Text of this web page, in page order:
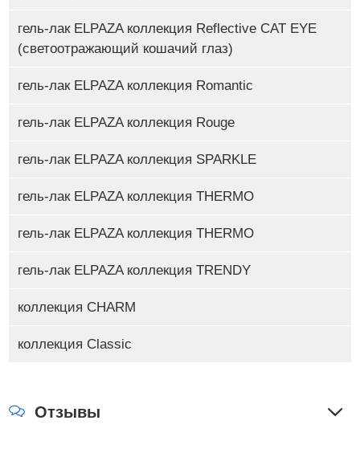
гель-лак ELPAZA коллекция Reflective CAT EYE
(светоотражающий кошачий глаз)
гель-лак ELPAZA коллекция Romantic
гель-лак ELPAZA коллекция Rouge
гель-лак ELPAZA коллекция SPARKLE
гель-лак ELPAZA коллекция THERMO
гель-лак ELPAZA коллекция THERMO
гель-лак ELPAZA коллекция TRENDY
коллекция CHARM
коллекция Classic
Отзывы